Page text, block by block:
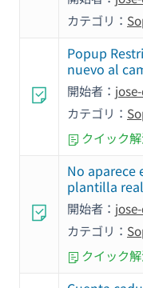
カテゴリ：
Popup
nuevo al
開始者：
カテゴリ：
クイック
No aparece
plantilla
開始者：
カテゴリ：
クイック